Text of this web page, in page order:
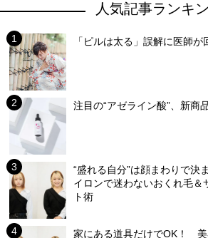
人気記事ランキ
「ピルは太る」誤解に医師が
注目の“アゼライン酸”、新商
“盛れる自分”は顔まわりで
イロンで迷わないおくれ毛＆
ト術
家にある道具だけでOK！